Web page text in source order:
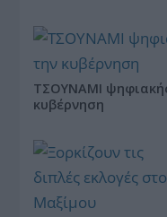
ΤΣΟΥΝΑΜΙ
κυβέρνηση